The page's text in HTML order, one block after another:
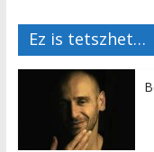
Ez is tetszhet…